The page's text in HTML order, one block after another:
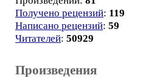
Получено рецензий: 119
Написано рецензий: 59
Читателей: 50929
Произведения